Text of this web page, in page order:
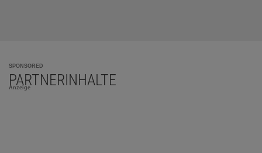
SPONSORED
PARTNERINHALTE
Anzeige